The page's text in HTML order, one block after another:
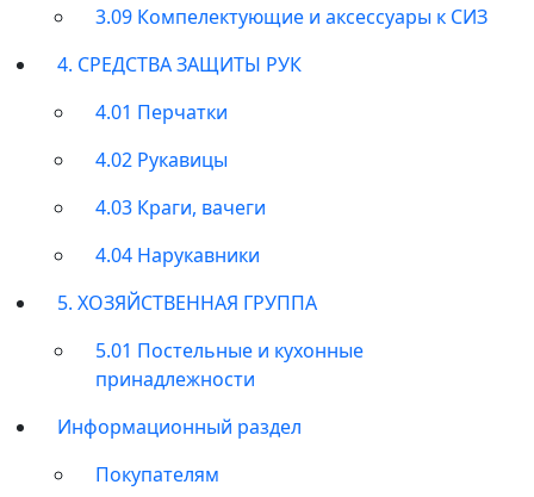
3.09 Компелектующие и аксессуары к СИЗ
4. СРЕДСТВА ЗАЩИТЫ РУК
4.01 Перчатки
4.02 Рукавицы
4.03 Краги, вачеги
4.04 Нарукавники
5. ХОЗЯЙСТВЕННАЯ ГРУППА
5.01 Постельные и кухонные
принадлежности
Информационный раздел
Покупателям